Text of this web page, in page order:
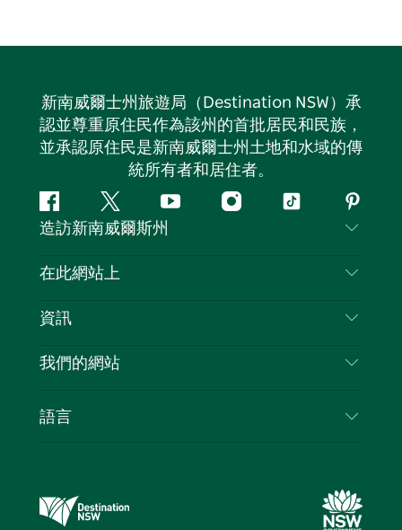
新南威爾士州旅遊局（Destination NSW）承
認並尊重原住民作為該州的首批居民和民族，
並承認原住民是新南威爾士州土地和水域的傳
統所有者和居住者。
Facebook嘰
嘰
喳
Youtube Instagram
抖
造訪新南威爾斯州
聯絡我們
隱私
Cookie 通知
在此網站上
目的地
新南威爾斯州公路旅行
活動
資訊
旅行資訊
新南威爾斯的商業
我們的網站
新南威爾士州旅遊局（Destination NSW）媒體中
語言